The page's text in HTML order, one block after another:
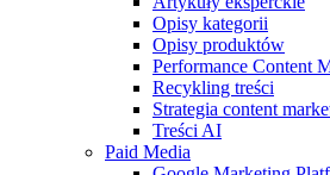
Opisy kategorii
Opisy produktów
Performance Content
Recykling treści
Strategia content
Treści AI
Paid Media